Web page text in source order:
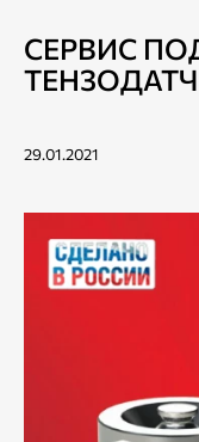
СЕРВИС
29.01.2021